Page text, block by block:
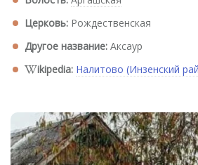
Церковь: Рождественская
Другое название: Аксаур
ikipedia: Налитово (Инзенский